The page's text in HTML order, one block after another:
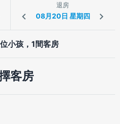
退房
小孩，1間客房
客房